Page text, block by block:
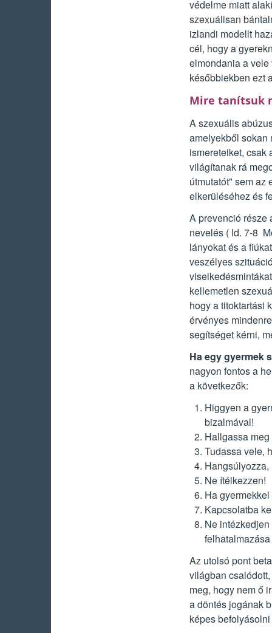
védelme miatt
szexuálisan
izlandi modellt
cél, hogy a
elmondania a vele
későbbiekben ezt
Mire tanítsuk
A szexuális
amelyekből sokan
ismereteiket, csak
világítanak rá
útmutatót" sem az
elkerüléséhez és
A prevenció része
nevelés ( ld. 7-8
lányokat és a
veszélyes
kellemetlen
hogy a titoktartási
érvényes
segítséget kérni,
Ha egy gyermek
nagyon fontos a
a következők:
Higgyen a
bizalmával!
Hallgassa
Tudassa vele,
Ne ítélkezzen!
Ha
Kapcsolatba
Ne
Az utolsó pont
világban
meg, hogy nem ő
a döntés jogának
képes